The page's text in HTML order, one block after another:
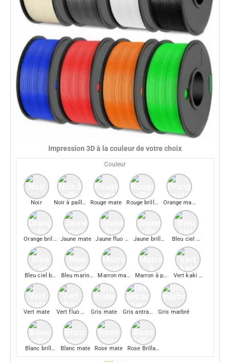
Impression 3D à la couleur de votre choix
Couleur
Noir Noir à paillettesRouge mate Rouge brillant Orange mate
Orange brillantJaune mate Jaune fluo mateJaune brillant Bleu ciel mate
Bleu ciel brillantBleu marine mateMarron mate Marron à pailletteVert kaki mate
Vert mate Vert fluo mateGris mate Gris antracite mateGris marbré
Blanc brillant Blanc mate Rose mate Rose Brillant